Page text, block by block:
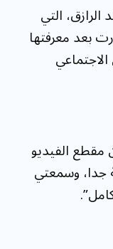
التي
بعد معرفتها
الفيديو
جدا، وسمعتي